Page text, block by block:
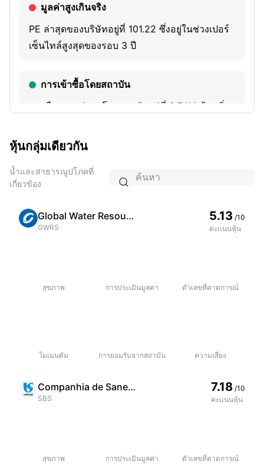
มูลค่าสูงเกินจริง
PE ล่าสุดของบริษัทอยู่ที่ 101.22 ซึ่งอยู่ในช่วงเปอร์
เซ็นไทล์สูงสุดของรอบ 3 ปี
การเข้าซื้อโดยสถาบัน
การถือครองล่าสุดโดยสถาบันอยู่ที่ 9.74M หุ้น เพิ่ม
นักลงทุนชื่อดัง HACAX ถือหุ้นตัวนี้อยู่จำนวน
หุ้นกลุ่มเดียวกัน
น้ำและสาธารณูปโภคที่
เกี่ยวข้อง

Global Water Resources Inc
GWRS
5.13 /10
คะเเนนหุ้น
สุขภาพ การประเมินมูลค่า ตัวเลขที่คาดการณ์
โมเมนตัม การยอมรับจากสถาบัน ความเสี่ยง
Companhia de Saneamento Basico do Estado de Sao Paulo - SABESP
SBS
7.18 /10
คะเเนนหุ้น
สุขภาพ การประเมินมูลค่า ตัวเลขที่คาดการณ์